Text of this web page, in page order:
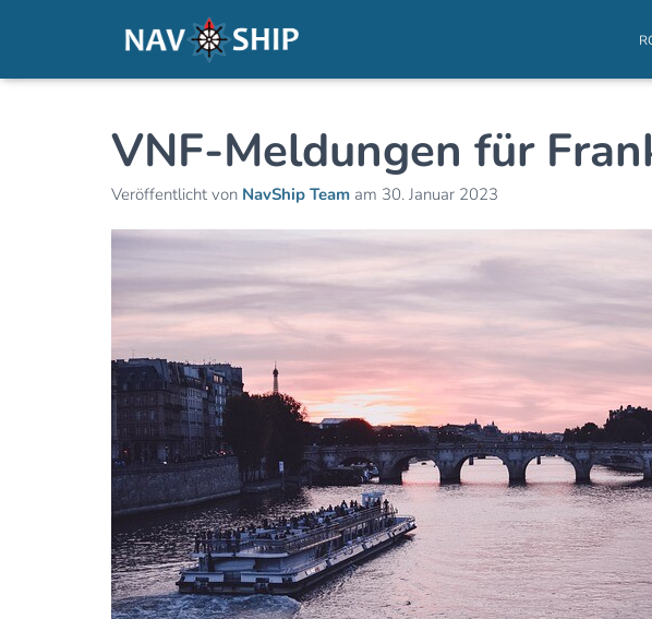
VNF-Meldungen für
Veröffentlicht von NavShip Team am 30. Januar 2023